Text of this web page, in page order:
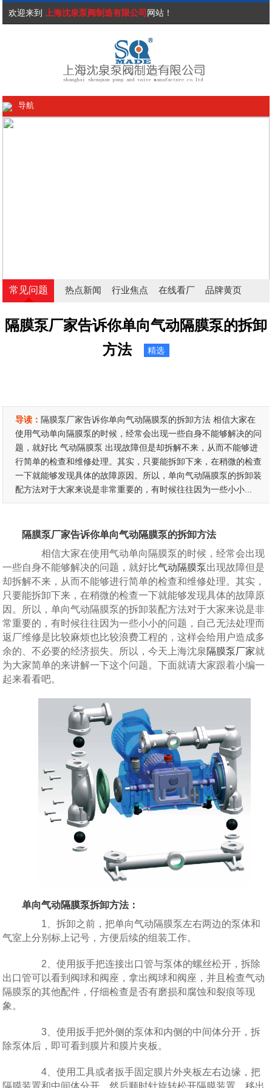
欢迎来到 上海沈泉泵阀制造有限公司 网站！
导航
常见问题 热点新闻 行业焦点 在线看厂 品牌黄页
隔膜泵厂家告诉你单向气动隔膜泵的拆卸
方法
精选
导读： 隔膜泵厂家告诉你单向气动隔膜泵的拆卸方法 相信大家在
使用气动单向隔膜泵的时候，经常会出现一些自身不能够解决的问
题，就好比 气动隔膜泵 出现故障但是却拆解不来，从而不能够进
行简单的检查和维修处理。其实，只要能拆卸下来，在稍微的检查
一下就能够发现具体的故障原因。所以，单向气动隔膜泵的拆卸装
配方法对于大家来说是非常重要的，有时候往往因为一些小小...
隔膜泵厂家告诉你单向气动隔膜泵的拆卸方法
相信大家在使用气动单向隔膜泵的时候，经常会出现
一些自身不能够解决的问题，就好比气动隔膜泵出现故障但是
却拆解不来，从而不能够进行简单的检查和维修处理。其实，
只要能拆卸下来，在稍微的检查一下就能够发现具体的故障原
因。所以，单向气动隔膜泵的拆卸装配方法对于大家来说是非
常重要的，有时候往往因为一些小小的问题，自己无法处理而
返厂维修是比较麻烦也比较浪费工程的，这样会给用户造成多
余的、不必要的经济损失。所以，今天上海沈泉 隔膜泵厂家就
为大家简单的来讲解一下这个问题。下面就请大家跟着小编一
起来看看吧。
单向气动隔膜泵拆卸方法：
1、拆卸之前，把单向气动隔膜泵左右两边的泵体和
气室上分别标上记号，方便后续的组装工作。
2、使用扳手把连接出口管与泵体的螺丝松开，拆除
出口管可以看到阀球和阀座，拿出阀球和阀座，并且检查气动
隔膜泵的其他配件，仔细检查是否有磨损和腐蚀和裂痕等现
象。
3、使用扳手把外侧的泵体和内侧的中间体分开，拆
除泵体后，即可看到膜片和膜片夹板。
4、使用工具或者扳手固定膜片外夹板左右边缘，把
隔膜装置和中间体分开。然后顺时针旋转松开隔膜装置。移出